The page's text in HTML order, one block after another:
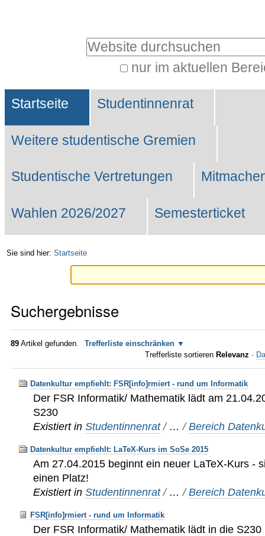
Website durchsuchen
nur im aktuellen
Suche…
Sektionen
Startseite Studentinnenrat
Weitere studentische Gremien
Studentische Vertretungen
Wahlen 2026/2027 Semesterticket
Sie sind hier: Startseite
Suchergebnisse
89 Artikel gefunden.
Trefferliste einschränken
Trefferliste sortieren Relevanz ·
Datenkultur empfiehlt: FSR[info]rmiert - rund um Informatik
Der FSR Informatik/ Mathematik lädt am
S230
Existiert in Studentinnenrat / …/Bereich
Datenkultur empfiehlt: LaTeX-Kurs im SoSe 2015
Am 27.04.2015 beginnt ein neuer LaTeX-Kurs -
einen Platz!
Existiert in Studentinnenrat / …/Bereich
FSR[info]rmiert - rund um Informatik
Der FSR Informatik/ Mathematik lädt in die S230